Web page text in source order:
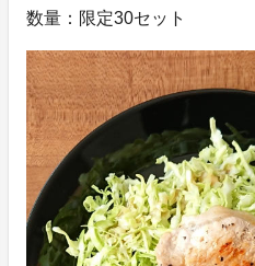
数量：限定30セット